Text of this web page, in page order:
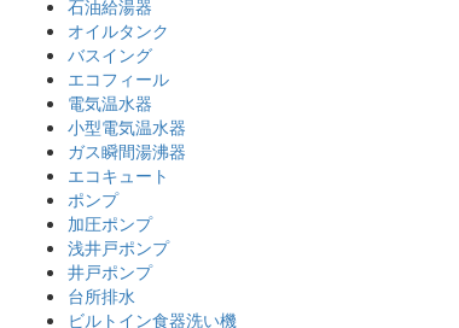
石油給湯器
オイルタンク
バスイング
エコフィール
電気温水器
小型電気温水器
ガス瞬間湯沸器
エコキュート
ポンプ
加圧ポンプ
浅井戸ポンプ
井戸ポンプ
台所排水
ビルトイン食器洗い機